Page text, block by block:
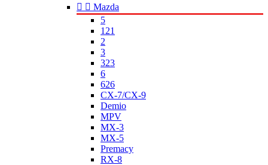
  Mazda
5
121
2
3
323
6
626
CX-7/CX-9
Demio
MPV
MX-3
MX-5
Premacy
RX-8